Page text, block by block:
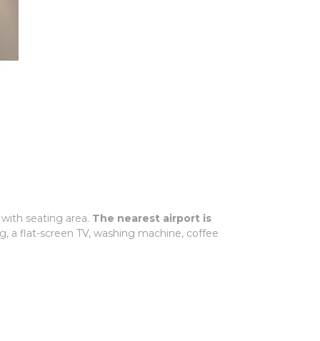
seating area. The nearest airport is
a flat-screen TV, washing machine, coffee